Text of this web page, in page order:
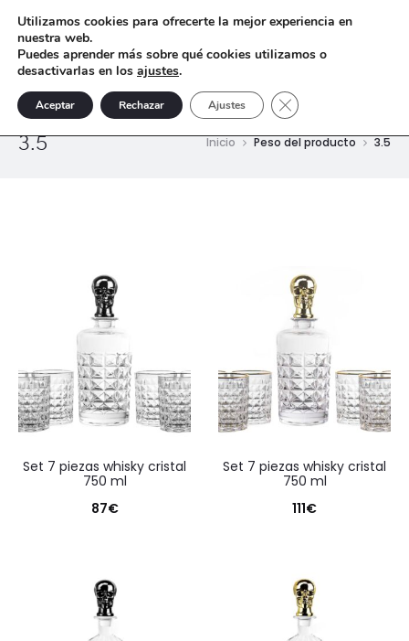
3.5 Inicio Peso del producto 3.5
set 7 piezas whisky cristal
750 ml
87€
set 7 piezas whisky cristal
750 ml
111€
Utilizamos cookies para ofrecerte la mejor experiencia en
nuestra web.
Puedes aprender más sobre qué cookies utilizamos o
desactivarlas en los ajustes.
Aceptar Rechazar Ajustes Cerrar el banner de